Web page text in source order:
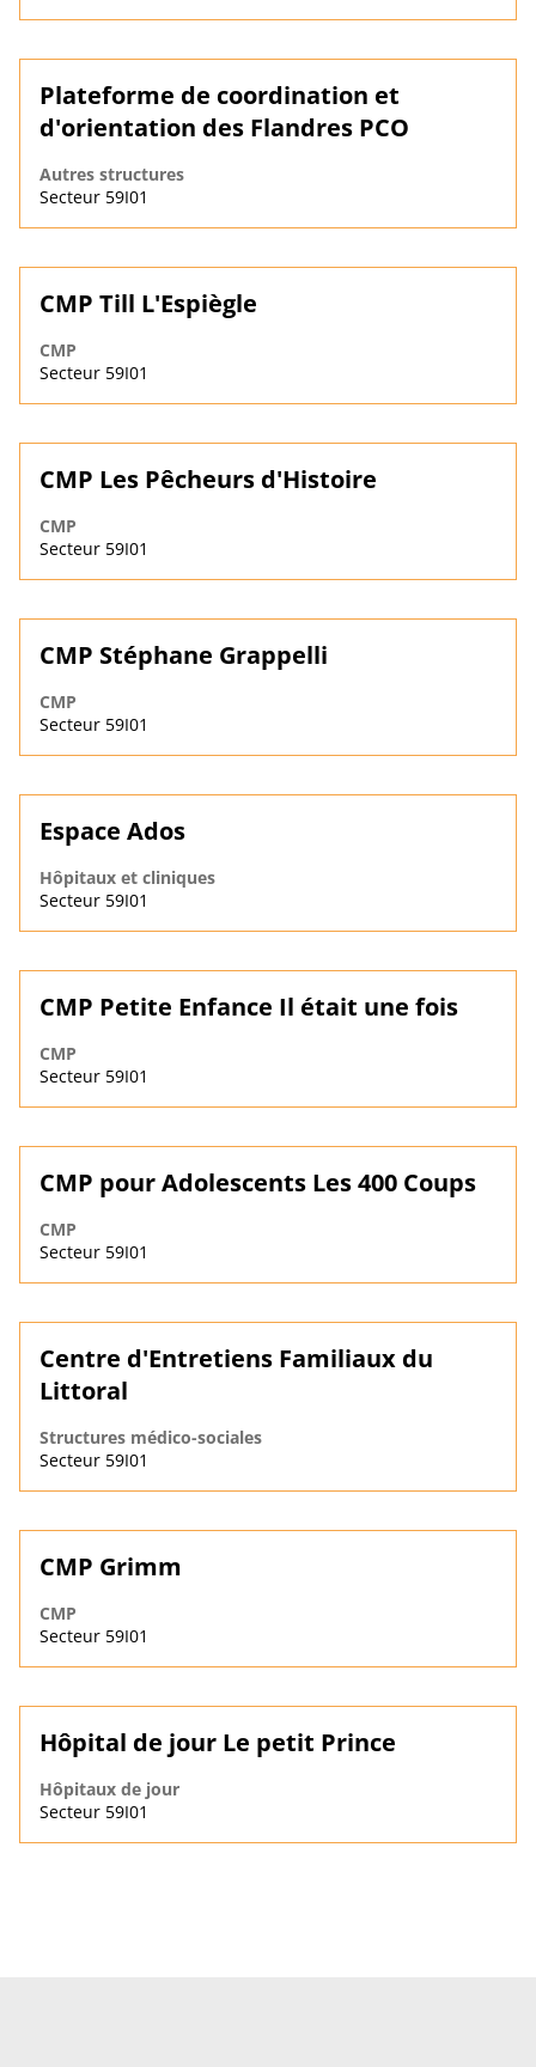
Plateforme de coordination et
d'orientation des Flandres PCO
Autres structures
Secteur 59I01
CMP Till L'Espiègle
CMP
Secteur 59I01
CMP Les Pêcheurs d'Histoire
CMP
Secteur 59I01
CMP Stéphane Grappelli
CMP
Secteur 59I01
Espace Ados
Hôpitaux et cliniques
Secteur 59I01
CMP Petite Enfance Il était une fois
CMP
Secteur 59I01
CMP pour Adolescents Les 400 Coups
CMP
Secteur 59I01
Centre d'Entretiens Familiaux du
Littoral
Structures médico-sociales
Secteur 59I01
CMP Grimm
CMP
Secteur 59I01
Hôpital de jour Le petit Prince
Hôpitaux de jour
Secteur 59I01